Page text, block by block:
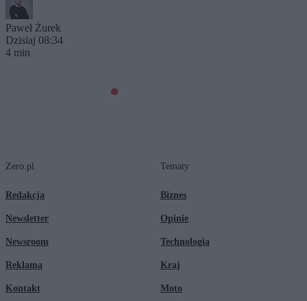
Paweł Żurek
Dzisiaj 08:34
4 min
Zero.pl
Redakcja
Newsletter
Newsroom
Reklama
Kontakt
Tematy
Biznes
Opinie
Technologia
Kraj
Moto